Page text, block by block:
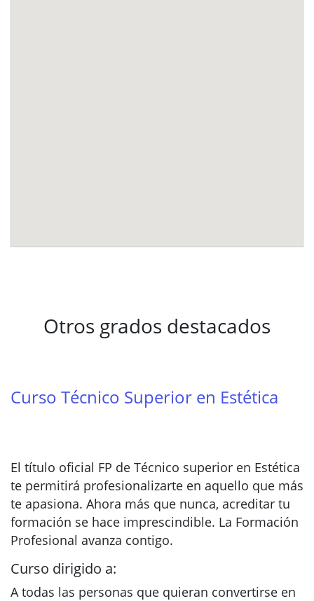
Otros grados destacados
Curso Técnico Superior en Estética
El título oficial FP de Técnico superior en Estética
te permitirá profesionalizarte en aquello que más
te apasiona. Ahora más que nunca, acreditar tu
formación se hace imprescindible. La Formación
Profesional avanza contigo.
Curso dirigido a:
A todas las personas que quieran convertirse en